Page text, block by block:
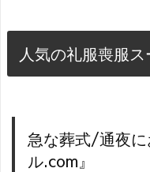
人気の礼服喪服
急な葬式/通夜
ル.com』